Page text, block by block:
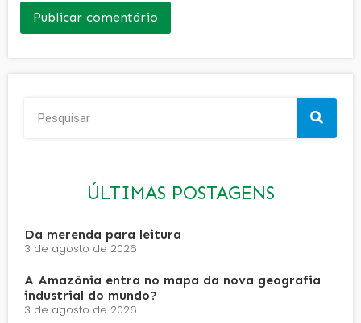
ÚLTIMAS POSTAGENS
Da merenda para leitura
3 de agosto de 2026
A Amazônia entra no mapa da nova geografia
industrial do mundo?
3 de agosto de 2026